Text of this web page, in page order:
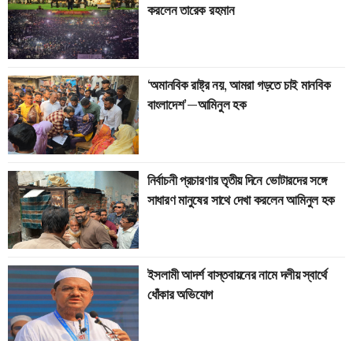
করলেন তারেক রহমান
‘অমানবিক রাষ্ট্র নয়, আমরা গড়তে চাই মানবিক
বাংলাদেশ’—আমিনুল হক
নির্বাচনী প্রচারণার তৃতীয় দিনে ভোটারদের সঙ্গে
সাধারণ মানুষের সাথে দেখা করলেন আমিনুল হক
ইসলামী আদর্শ বাস্তবায়নের নামে দলীয় স্বার্থে
ধোঁকার অভিযোগ